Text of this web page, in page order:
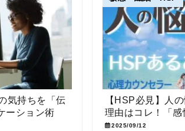
気持ちを「伝
ーション術
【HSP必見】人
理由はコレ！「感
2025/09/12